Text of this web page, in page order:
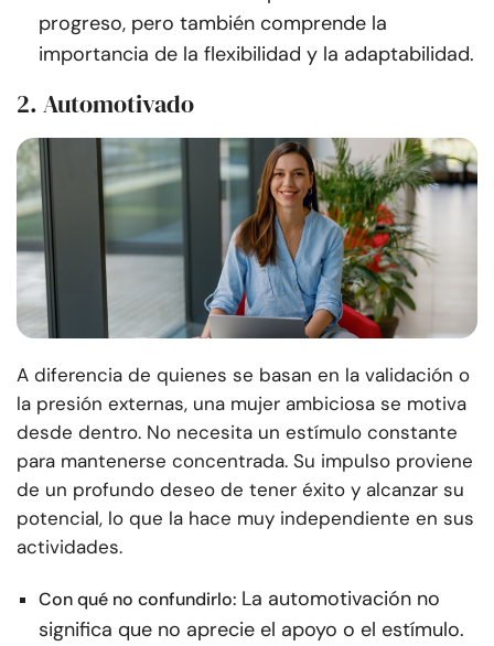
progreso, pero también comprende la
importancia de la flexibilidad y la adaptabilidad.
2. Automotivado
A diferencia de quienes se basan en la validación o
la presión externas, una mujer ambiciosa se motiva
desde dentro. No necesita un estímulo constante
para mantenerse concentrada. Su impulso proviene
de un profundo deseo de tener éxito y alcanzar su
potencial, lo que la hace muy independiente en sus
actividades.
Con qué no confundirlo: La automotivación no
significa que no aprecie el apoyo o el estímulo.